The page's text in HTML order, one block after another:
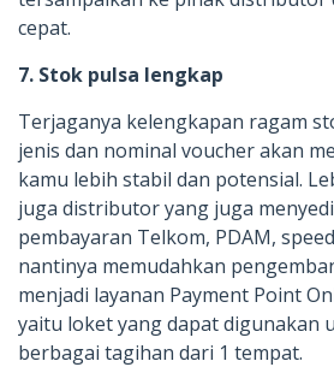
cepat.
7. Stok pulsa lengkap
Terjaganya kelengkapan ragam
jenis dan nominal voucher akan
kamu lebih stabil dan potensial.
juga distributor yang juga
pembayaran Telkom, PDAM,
nantinya memudahkan
menjadi layanan Payment Point
yaitu loket yang dapat digunakan
berbagai tagihan dari 1 tempat.